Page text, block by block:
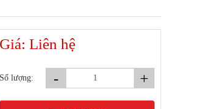
Giá: Liên hệ
Số lượng: - +